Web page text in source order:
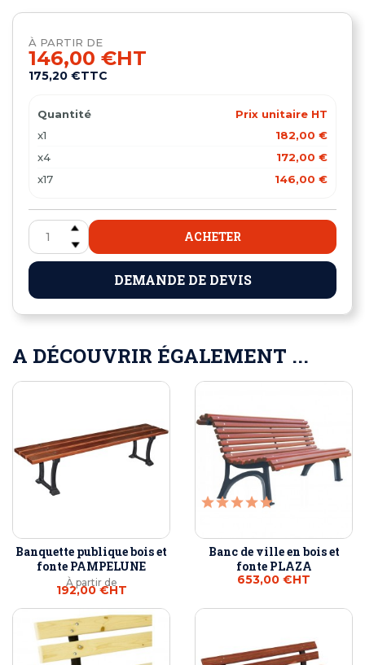
À PARTIR DE
146,00 €HT
175,20 €TTC
Quantité
Prix unitaire HT
x1
182,00 €
x4
172,00 €
x17
146,00 €
ACHETER
DEMANDE DE DEVIS
A DÉCOUVRIR ÉGALEMENT ...
Banquette publique bois et
fonte PAMPELUNE
À partir de
192,00 €HT
Banc de ville en bois et
fonte PLAZA
653,00 €HT